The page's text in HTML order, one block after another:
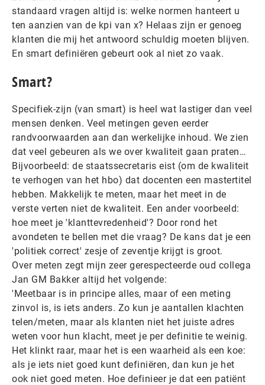
standaard vragen altijd is: welke normen hanteert u
ten aanzien van de kpi van x? Helaas zijn er genoeg
klanten die mij het antwoord schuldig moeten blijven.
En smart definiëren gebeurt ook al niet zo vaak.
Smart?
Specifiek-zijn (van smart) is heel wat lastiger dan veel
mensen denken. Veel metingen geven eerder
randvoorwaarden aan dan werkelijke inhoud. We zien
dat veel gebeuren als we over kwaliteit gaan praten…
Bijvoorbeeld: de staatssecretaris eist (om de kwaliteit
te verhogen van het hbo) dat docenten een mastertitel
hebben. Makkelijk te meten, maar het meet in de
verste verten niet de kwaliteit. Een ander voorbeeld:
hoe meet je 'klanttevredenheid'? Door rond het
avondeten te bellen met die vraag? De kans dat je een
'politiek correct' zesje of zeventje krijgt is groot.
Over meten zegt mijn zeer gerespecteerde oud collega
Jan GM Bakker altijd het volgende:
'Meetbaar is in principe alles, maar of een meting
zinvol is, is iets anders. Zo kun je aantallen klachten
telen/meten, maar als klanten niet het juiste adres
weten voor hun klacht, meet je per definitie te weinig.
Het klinkt raar, maar het is een waarheid als een koe:
als je iets niet goed kunt definiëren, dan kun je het
ook niet goed meten. Hoe definieer je dat een patiënt